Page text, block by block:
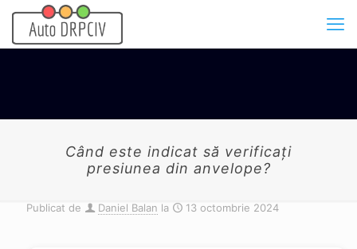
Când este indicat să verificaţi
presiunea din anvelope?
Publicat de Daniel Balan la 13 octombrie 2024